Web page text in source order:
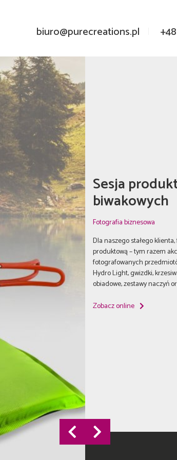
biuro@purecreations.pl
Sesja
biwakowych
Fotografia biznesowa
Dla naszego stałego
produktową – tym razem
fotografowanych
Hydro Light, gwizdki,
obiadowe, zestawy naczyń
Zobacz online